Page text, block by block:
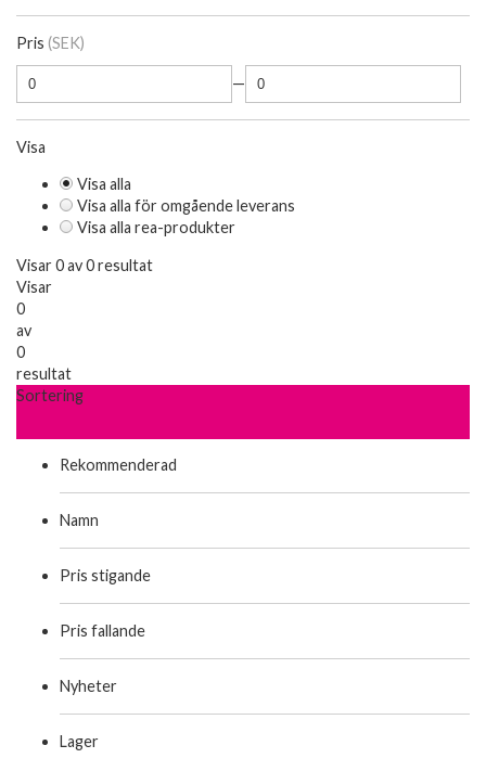
Pris (SEK)
—
Visa
Visa alla
Visa alla för omgående leverans
Visa alla rea-produkter
Visar 0 av 0 resultat
Visar
0
av
0
resultat
Sortering
Rekommenderad
Namn
Pris stigande
Pris fallande
Nyheter
Lager